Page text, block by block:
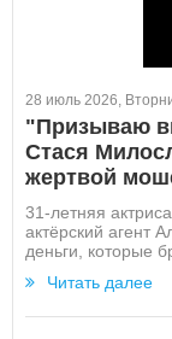
28 июль 2026,
"Призываю
Стася
жертвой
31-летняя
актёрский агент
деньги, которые
Читать далее